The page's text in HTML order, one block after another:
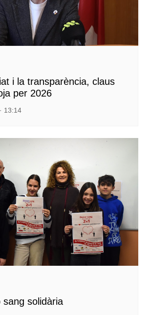
i la transparència, claus
per 2026
13:14
solidària